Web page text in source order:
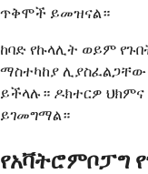
ጥቅሞች ይመዝናል።
ከባድ የኩላሊት ወይም
ማስተካከያ
ይችላሉ። ዶክተርዎ ህክምና
ይገመግማል።
የአቫትሮምቦፓግ